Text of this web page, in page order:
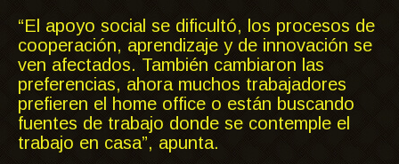
“El apoyo social se dificultó, los procesos de
cooperación, aprendizaje y de innovación se
ven afectados. También cambiaron las
preferencias, ahora muchos trabajadores
prefieren el home office o están buscando
fuentes de trabajo donde se contemple el
trabajo en casa”, apunta.